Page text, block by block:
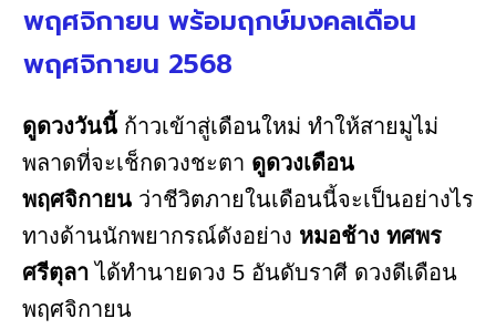
พฤศจิกายน พร้อมฤกษ์มงคลเดือน
พฤศจิกายน 2568
ดูดวงวันนี้ ก้าวเข้าสู่เดือนใหม่ ทำให้สายมูไม่
พลาดที่จะเช็กดวงชะตา ดูดวงเดือน
พฤศจิกายน ว่าชีวิตภายในเดือนนี้จะเป็นอย่างไร
ทางด้านนักพยากรณ์ดังอย่าง หมอช้าง ทศพร
ศรีตุลา ได้ทำนายดวง 5 อันดับราศี ดวงดีเดือน
พฤศจิกายน